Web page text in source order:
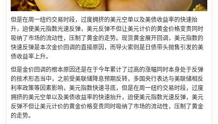
但是在周一纽约交易时段，过度拥挤的美元空单以及美债收益率的快速抬
升，迫使美元指数光速反弹，美元反弹不但让美元计价的黄金价格变贵同时
吸纳了市场的流动性，压制了黄金的走势。现货黄金展开回调，美元指数的
快速反弹是本次金价回调的直接原因，而导火索则是日债带头抛售引发的美
债收益率上升。
但是金价回调的根本原因还是在于今年累计了过高的涨幅同时本身处于反弹
的技术形态当中，之前受美联储降息预期反转，多国央行表达与美联储相反
利率政策等因素影响，美元指数快速寻底，但是在周一纽约交易时段，过度
拥挤的美元空单以及美债收益率的快速抬升，迫使美元指数光速反弹，美元
反弹不但让美元计价的黄金价格变贵同时吸纳了市场的流动性，压制了黄金
的走势。